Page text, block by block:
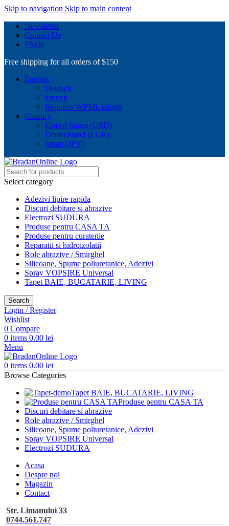
Skip to navigation Skip to main content
Newsletter
Contact Us
FAQs
Free shipping for all orders of $150
English
Deutsch
French
Requires WPML plugin
Country
United States (USD)
Deutschland (EUR)
Japan (JPY)
Select category
Adezivi lipire rapida
Discuri debitare si abrazive
Electrozi SUDURA
Produse pentru CASA TA
Produse pentru curatenie
Reparatii si hidroizolatii
Role abrazive / Smirghel
Silicoane, Spume poliuretanice, Adezivi
Spray VOPSIRE Universal
Tapet BAIE, BUCATARIE, LIVING
Search
Login / Register
Wishlist
0 Compare
0 items 0.00 lei
Menu
0 items 0.00 lei
Browse Categories
Tapet BAIE, BUCATARIE, LIVING
Produse pentru CASA TA
Discuri debitare si abrazive
Role abrazive / Smirghel
Silicoane, Spume poliuretanice, Adezivi
Spray VOPSIRE Universal
Electrozi SUDURA
Acasa
Despre noi
Magazin
Contact
Str. Limanului 33
0744.561.747